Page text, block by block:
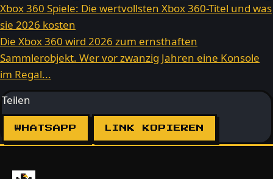
Xbox 360 Spiele: Die wertvollsten Xbox 360-Titel und was
sie 2026 kosten
Die Xbox 360 wird 2026 zum ernsthaften
Sammlerobjekt. Wer vor zwanzig Jahren eine Konsole
im Regal...
Teilen
WHATSAPP LINK KOPIEREN